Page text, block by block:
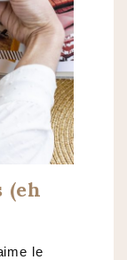
(eh
le